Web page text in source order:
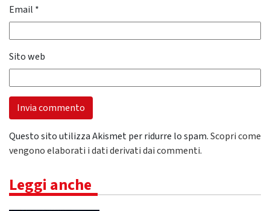
Email *
Sito web
Questo sito utilizza Akismet per ridurre lo spam.Scopri come
vengono elaborati i dati derivati dai commenti.
Leggi anche